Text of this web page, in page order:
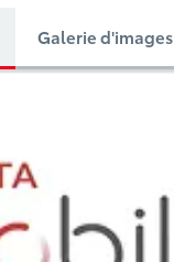
Galerie d'images